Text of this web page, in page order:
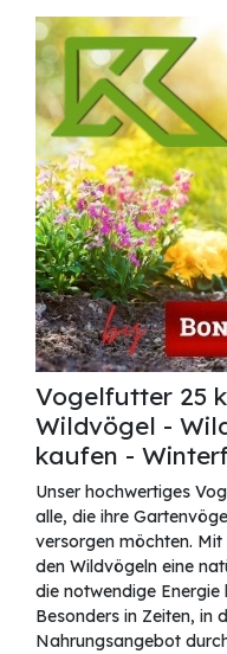
Vogelfutter 25
Wildvögel -
kaufen -
Unser hochwertiges
alle, die ihre
versorgen möchten. Mit
den Wildvögeln eine
die notwendige Energie
Besonders in Zeiten, in
Nahrungsangebot